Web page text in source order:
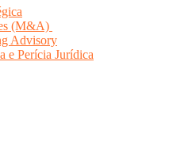
(M&A)
Advisory
e Perícia Jurídica